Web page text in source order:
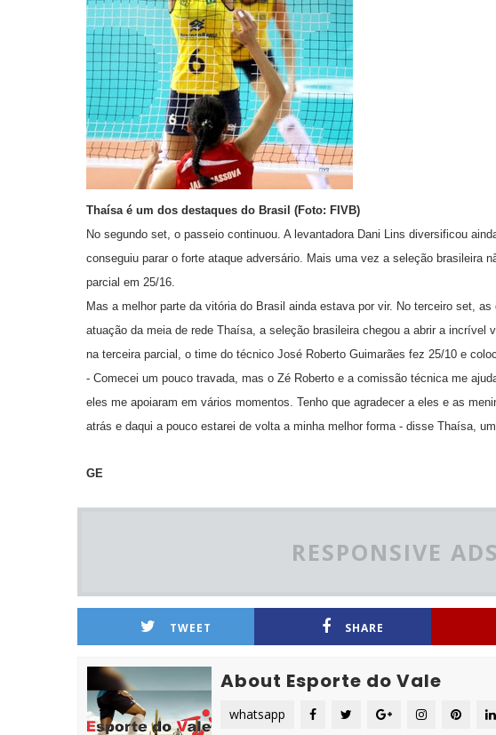
Thaísa é um dos destaques do Brasil (Foto: FIVB)
No segundo set, o passeio continuou. A levantadora Dani Lins diversificou
conseguiu parar o forte ataque adversário. Mais uma vez a seleção brasileira
parcial em 25/16.
Mas a melhor parte da vitória do Brasil ainda estava por vir. No terceiro set,
atuação da meia de rede Thaísa, a seleção brasileira chegou a abrir a incrível
na terceira parcial, o time do técnico José Roberto Guimarães fez 25/10 e
- Comecei um pouco travada, mas o Zé Roberto e a comissão técnica me
eles me apoiaram em vários momentos. Tenho que agradecer a eles e as
atrás e daqui a pouco estarei de volta a minha melhor forma - disse Thaísa,
GE
RESPONSIVE
TWEET SHARE
About Esporte do Vale
whatsapp